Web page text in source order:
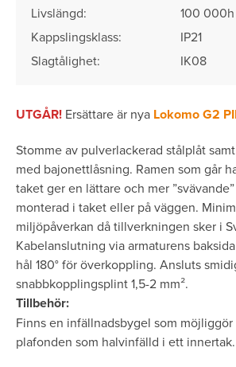
UTGÅR! Ersättare är nya Lokomo G2
Stomme av pulverlackerad stålplåt
med bajonettlåsning. Ramen som går
taket ger en lättare och mer
monterad i taket eller på väggen.
miljöpåverkan då tillverkningen sker i
Kabelanslutning via armaturens
hål 180° för överkoppling. Ansluts
snabbkopplingsplint 1,5-2 mm­².
Tillbehör:
Finns en infällnadsbygel som
plafonden som halvinfälld i ett innertak.
Livslängd:
100
Kappslingsklass:
IP21
Slagtålighet:
IK08